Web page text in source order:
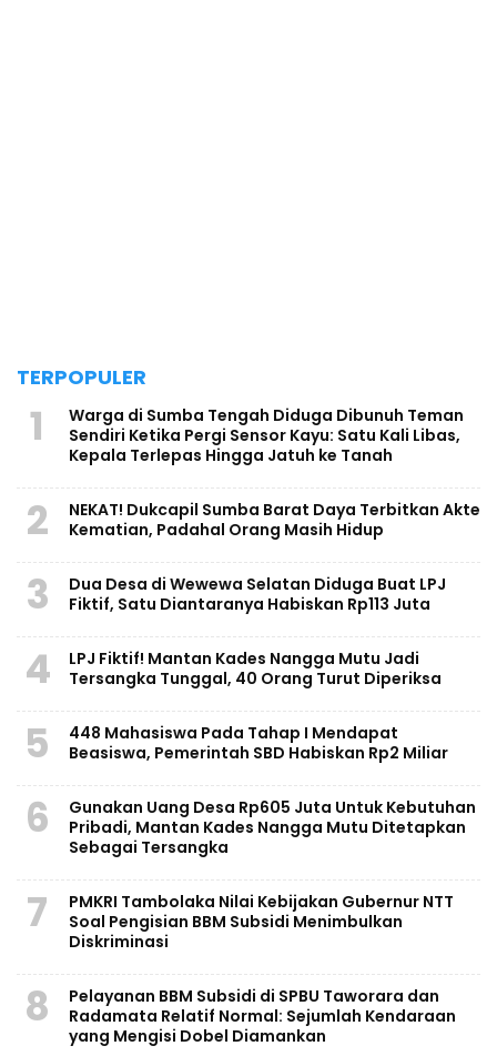
TERPOPULER
1
Warga di Sumba Tengah Diduga Dibunuh Teman
Sendiri Ketika Pergi Sensor Kayu: Satu Kali Libas,
Kepala Terlepas Hingga Jatuh ke Tanah
2
NEKAT! Dukcapil Sumba Barat Daya Terbitkan Akte
Kematian, Padahal Orang Masih Hidup
3
Dua Desa di Wewewa Selatan Diduga Buat LPJ
Fiktif, Satu Diantaranya Habiskan Rp113 Juta
4
LPJ Fiktif! Mantan Kades Nangga Mutu Jadi
Tersangka Tunggal, 40 Orang Turut Diperiksa
5
448 Mahasiswa Pada Tahap I Mendapat
Beasiswa, Pemerintah SBD Habiskan Rp2 Miliar
6
Gunakan Uang Desa Rp605 Juta Untuk Kebutuhan
Pribadi, Mantan Kades Nangga Mutu Ditetapkan
Sebagai Tersangka
7
PMKRI Tambolaka Nilai Kebijakan Gubernur NTT
Soal Pengisian BBM Subsidi Menimbulkan
Diskriminasi
8
Pelayanan BBM Subsidi di SPBU Taworara dan
Radamata Relatif Normal: Sejumlah Kendaraan
yang Mengisi Dobel Diamankan